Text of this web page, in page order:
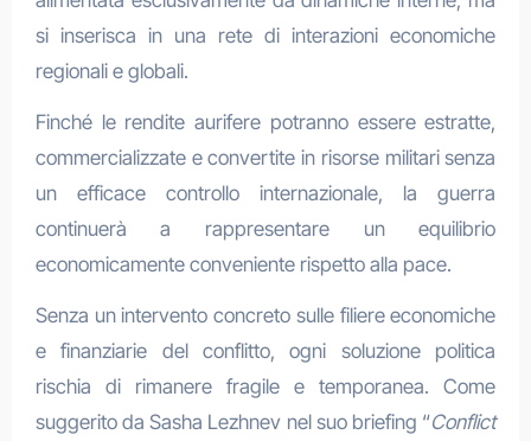
si inserisca in una rete di interazioni economiche
regionali e globali.
Finché le rendite aurifere potranno essere estratte,
commercializzate e convertite in risorse militari senza
un efficace controllo internazionale, la guerra
continuerà a rappresentare un equilibrio
economicamente conveniente rispetto alla pace.
Senza un intervento concreto sulle filiere economiche
e finanziarie del conflitto, ogni soluzione politica
rischia di rimanere fragile e temporanea. Come
suggerito da Sasha Lezhnev nel suo briefing “Conflict